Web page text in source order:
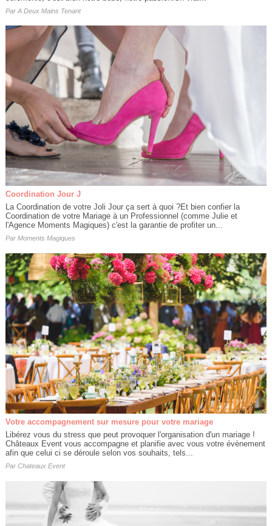
Par A Deux Mains Tenant
Coordination Jour J
La Coordination de votre Joli Jour ça sert à quoi ?Et bien confier la
Coordination de votre Mariage à un Professionnel (comme Julie et
l'Agence Moments Magiques) c'est la garantie de profiter un...
Par Moments Magiques
Votre accompagnement sur mesure pour votre mariage
Libérez vous du stress que peut provoquer l'organisation d'un mariage !
Châteaux Event vous accompagne et planifie avec vous votre évènement
afin que celui ci se déroule selon vos souhaits, tels...
Par Chateaux Event